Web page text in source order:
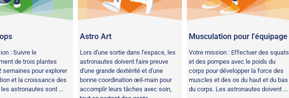
: Suivre le
de trois plantes
semaines pour explorer
et la croissance des
astronautes sont ...
Astro Art
Lors d'une sortie dans l'espace, les
astronautes doivent faire preuve
d'une grande dextérité et d'une
bonne coordination œil-main pour
accomplir leurs tâches avec soin,
Musculation pour l'équipage
Votre mission : Effectuer des squats
et des pompes avec le poids du
corps pour développer la force des
muscles et des os du haut et du bas
du corps. Les astronautes doivent ...